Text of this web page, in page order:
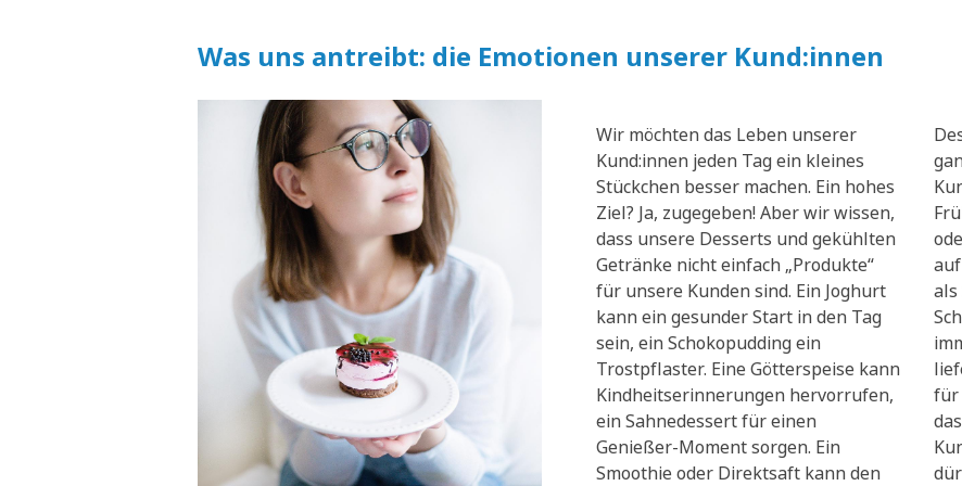
Was uns antreibt: die Emotionen unserer Kund:innen
Wir möchten das Leben unserer
Kund:innen jeden Tag ein kleines
Stückchen besser machen. Ein hohes
Ziel? Ja, zugegeben! Aber wir wissen,
dass unsere Desserts und gekühlten
Getränke nicht einfach „Produkte“
für unsere Kunden sind. Ein Joghurt
kann ein gesunder Start in den Tag
sein, ein Schokopudding ein
Trostpflaster. Eine Götterspeise kann
Kindheitserinnerungen hervorrufen,
ein Sahnedessert für einen
Genießer-Moment sorgen. Ein
Smoothie oder Direktsaft kann den
als
für